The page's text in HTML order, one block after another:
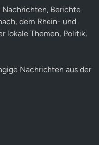
Nachrichten, Berichte
dem Rhein- und
lokale Themen, Politik,
Nachrichten aus der